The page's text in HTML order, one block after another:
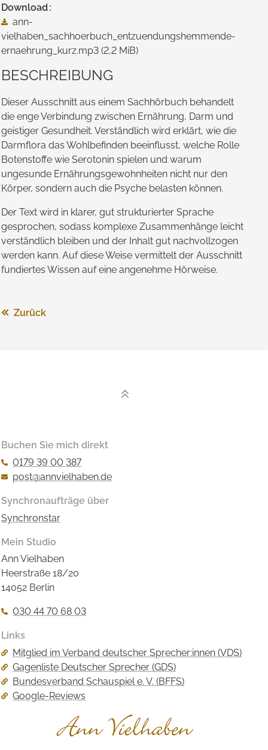
Download
ann-
vielhaben_sachhoerbuch_entzuendungshemmende-
ernaehrung_kurz.mp3 (2,2 MiB)
BESCHREIBUNG
Dieser Ausschnitt aus einem Sachhörbuch behandelt
die enge Verbindung zwischen Ernährung, Darm und
geistiger Gesundheit. Verständlich wird erklärt, wie die
Darmflora das Wohl­befinden beeinflusst, welche Rolle
Botenstoffe wie Serotonin spielen und warum
ungesunde Ernährungs­gewohnheiten nicht nur den
Körper, sondern auch die Psyche belasten können.
Der Text wird in klarer, gut strukturierter Sprache
gesprochen, sodass komplexe Zusammen­hänge leicht
verständlich bleiben und der Inhalt gut nach­vollzogen
werden kann. Auf diese Weise vermittelt der Ausschnitt
fundiertes Wissen auf eine angenehme Hörweise.
Zurück
Buchen Sie mich direkt
0179 39 00 387
post@annvielhaben.de
Synchronaufträge über
Synchronstar
Mein Studio
Ann Vielhaben
Heerstraße 18/20
14052 Berlin
030 44 70 68 03
Links
Navigation
überspringen
Mitglied im Verband deutscher Sprecher:innen (VDS)
Gagenliste Deutscher Sprecher (GDS)
Bundesverband Schauspiel e. V. (BFFS)
Google-Reviews